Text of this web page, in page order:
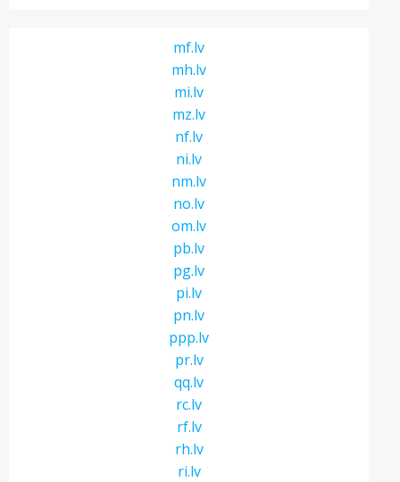
mf.lv
mh.lv
mi.lv
mz.lv
nf.lv
ni.lv
nm.lv
no.lv
om.lv
pb.lv
pg.lv
pi.lv
pn.lv
ppp.lv
pr.lv
qq.lv
rc.lv
rf.lv
rh.lv
ri.lv